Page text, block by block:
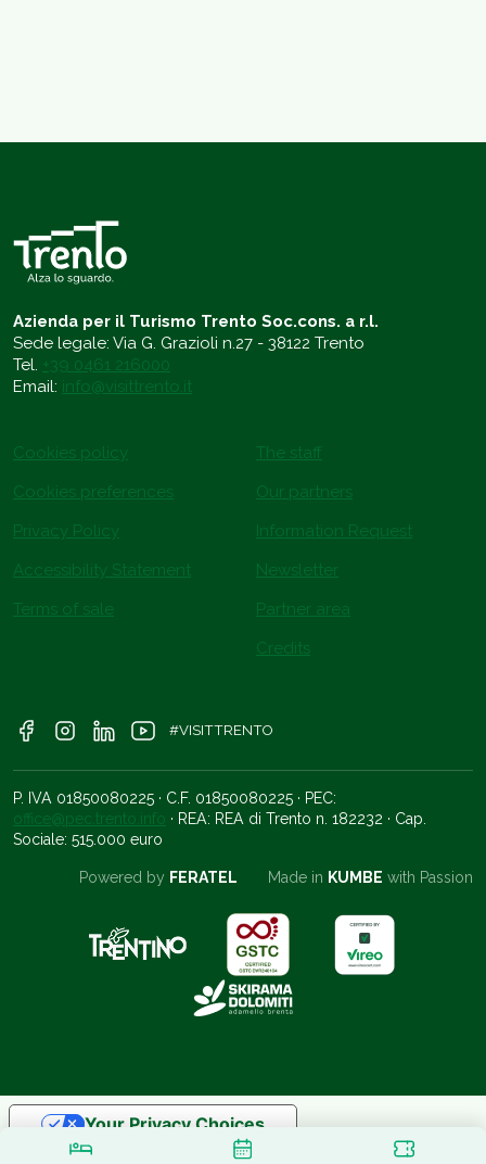
Azienda per il Turismo Trento Soc.cons. a r.l.
Sede legale: Via G. Grazioli n.27 - 38122 Trento
Tel. +39 0461 216000
Email: info@visittrento.it
Cookies policy
Cookies preferences
Privacy Policy
Accessibility Statement
Terms of sale
The staff
Our partners
Information Request
Newsletter
Partner area
Credits
#VISITTRENTO
P. IVA 01850080225 · C.F. 01850080225 · PEC:
office@pec.trento.info · REA: REA di Trento n. 182232 · Cap.
Sociale: 515.000 euro
Powered by FERATEL Made in KUMBE with Passion
Your Privacy Choices